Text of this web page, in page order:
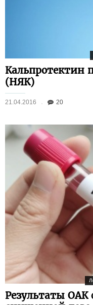
Кальпротектин
(НЯК)
21.04.2016 20
Результаты ОАК